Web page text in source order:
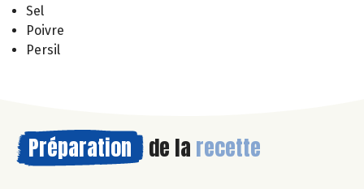
Sel
Poivre
Persil
Préparation de la recette